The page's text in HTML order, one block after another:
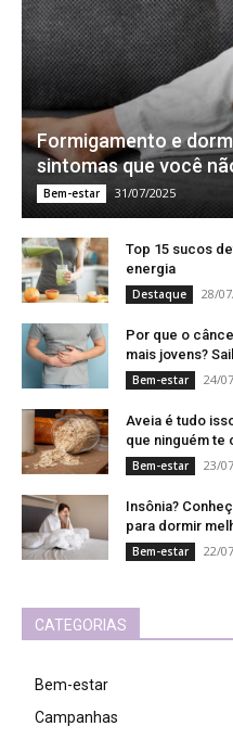
Formigamento e
sintomas que você
Bem-estar 31/07/2025
Top 15 sucos
energia
Destaque 28/
Por que o
mais jovens?
Bem-estar 24/
Aveia é tudo
que ninguém te
Bem-estar 23/
Insônia?
para dormir
Bem-estar 22/
CATEGORIAS
Bem-estar
Campanhas